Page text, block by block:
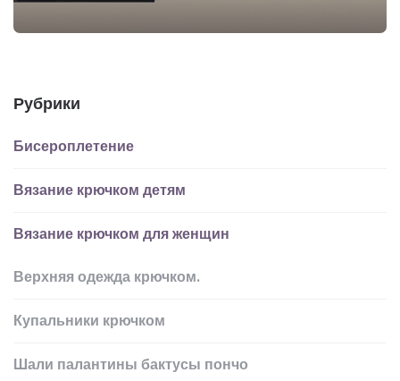
Рубрики
Бисероплетение
Вязание крючком детям
Вязание крючком для женщин
Верхняя одежда крючком.
Купальники крючком
Шали палантины бактусы пончо